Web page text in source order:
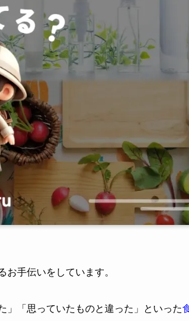
手伝いをしています。
」「思っていたものと違った」といった